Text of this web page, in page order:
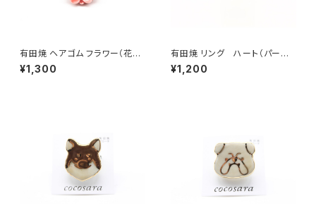
有田焼 ヘアゴム フラワー（花芯
金彩） 赤
¥1,300
有田焼 リング ハート（パープ
ル）
¥1,200